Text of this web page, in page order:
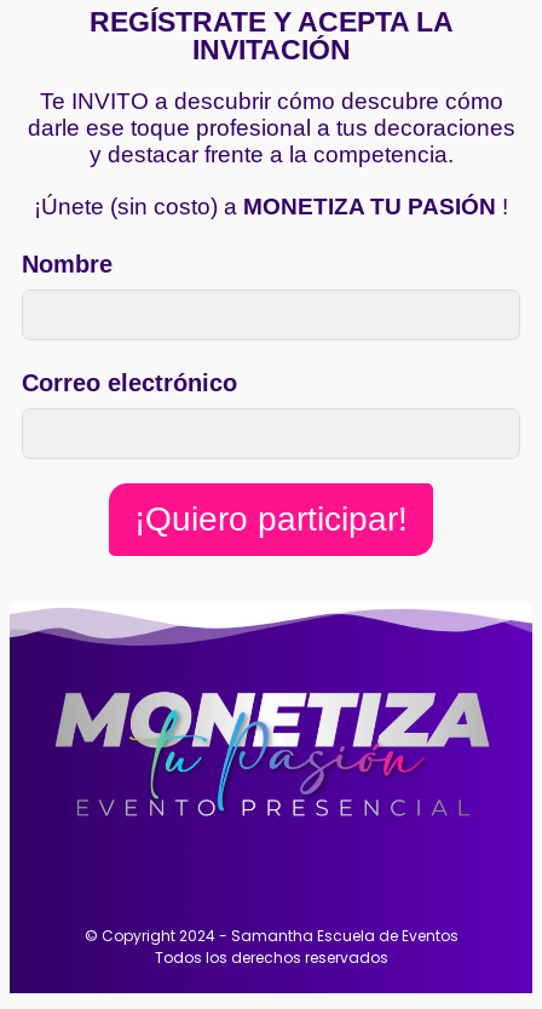
REGÍSTRATE Y ACEPTA LA
INVITACIÓN
Te INVITO a descubrir cómo descubre cómo
darle ese toque profesional a tus decoraciones
y destacar frente a la competencia.
¡Únete (sin costo) a MONETIZA TU PASIÓN !
Nombre
Correo electrónico
¡Quiero participar!
© Copyright 2024 - Samantha Escuela de Eventos
Todos los derechos reservados